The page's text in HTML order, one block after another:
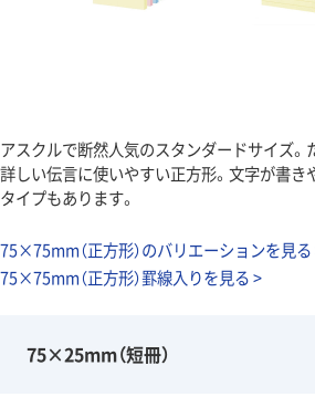
アスクルで断然人気のスタンダードサイズ。
詳しい伝言に使いやすい正方形。文字が書き
タイプもあります。
75×75mm（正方形）のバリエーションを見る
75×75mm（正方形）罫線入りを見る >
75×25mm（短冊）